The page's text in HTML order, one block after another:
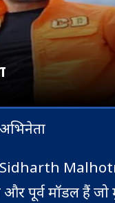
अभिनेता
(Sidharth
और पूर्व मॉडल हैं